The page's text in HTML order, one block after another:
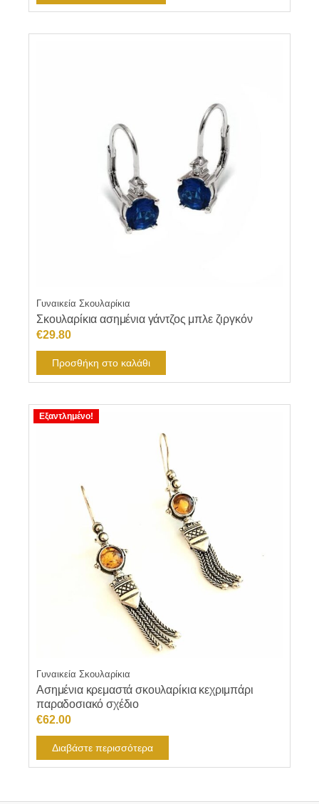
Γυναικεία Σκουλαρίκια
Σκουλαρίκια ασημένια γάντζος μπλε ζιργκόν
€29.80
Προσθήκη στο καλάθι
Εξαντλημένο!
Γυναικεία Σκουλαρίκια
Ασημένια κρεμαστά σκουλαρίκια κεχριμπάρι
παραδοσιακό σχέδιο
€62.00
Διαβάστε περισσότερα